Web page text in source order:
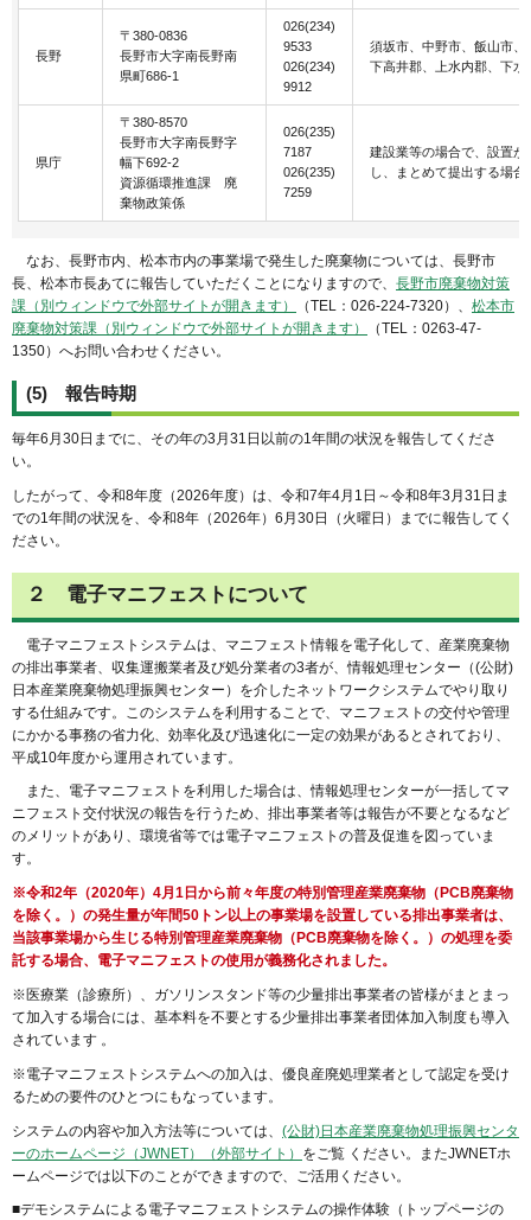
長野
〒380-0836
長野市大字南長野南
県町686-1
026(234)
9533
026(234)
9912
須坂市、中野市、飯山市
下高井郡、上水内郡、下水
県庁
〒380-8570
長野市大字南長野字
幅下692-2
資源循環推進課 廃
棄物政策係
026(235)
7187
026(235)
7259
建設業等の場合で、設置
し、まとめて提出する場合
なお、長野市内、松本市内の事業場で発生した廃棄物については、長野市
長、松本市長あてに報告していただくことになりますので、 長野市廃棄物対策
課（別ウィンドウで外部サイトが開きます）
（TEL：026-224-7320）、 松本市
廃棄物対策課（別ウィンドウで外部サイトが開きます）
（TEL：0263-47-
1350）へお問い合わせください。
(5) 報告時期
毎年6月30日までに、その年の3月31日以前の1年間の状況を報告してくださ
い。
したがって、令和8年度（2026年度）は、令和7年4月1日～令和8年3月31日ま
での1年間の状況を、令和8年（2026年）6月30日（火曜日）までに報告してく
ださい。
２ 電子マニフェストについて
電子マニフェストシステムは、マニフェスト情報を電子化して、産業廃棄物
の排出事業者、収集運搬業者及び処分業者の3者が、情報処理センター（(公財)
日本産業廃棄物処理振興センター）を介したネットワークシステムでやり取り
する仕組みです。このシステムを利用することで、マニフェストの交付や管理
にかかる事務の省力化、効率化及び迅速化に一定の効果があるとされており、
平成10年度から運用されています。
また、電子マニフェストを利用した場合は、情報処理センターが一括してマ
ニフェスト交付状況の報告を行うため、排出事業者等は報告が不要となるなど
のメリットがあり、環境省等では電子マニフェストの普及促進を図っていま
す。
※令和2年（2020年）4月1日から前々年度の特別管理産業廃棄物（PCB廃棄物
を除く。）の発生量が年間50トン以上の事業場を設置している排出事業者は、
当該事業場から生じる特別管理産業廃棄物（PCB廃棄物を除く。）の処理を委
託する場合、電子マニフェストの使用が義務化されました。
※医療業（診療所）、ガソリンスタンド等の少量排出事業者の皆様がまとまっ
て加入する場合には、基本料を不要とする少量排出事業者団体加入制度も導入
されています 。
※電子マニフェストシステムへの加入は、優良産廃処理業者として認定を受け
るための要件のひとつにもなっています。
システムの内容や加入方法等については、 (公財)日本産業廃棄物処理振興センタ
ーのホームページ（JWNET）（外部サイト） をご覧 ください。またJWNETホ
ームページでは以下のことができますので、ご活用ください。
■デモシステムによる電子マニフェストシステムの操作体験（トップページの